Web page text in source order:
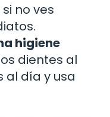
no ves
higiene
dientes al
al día y usa